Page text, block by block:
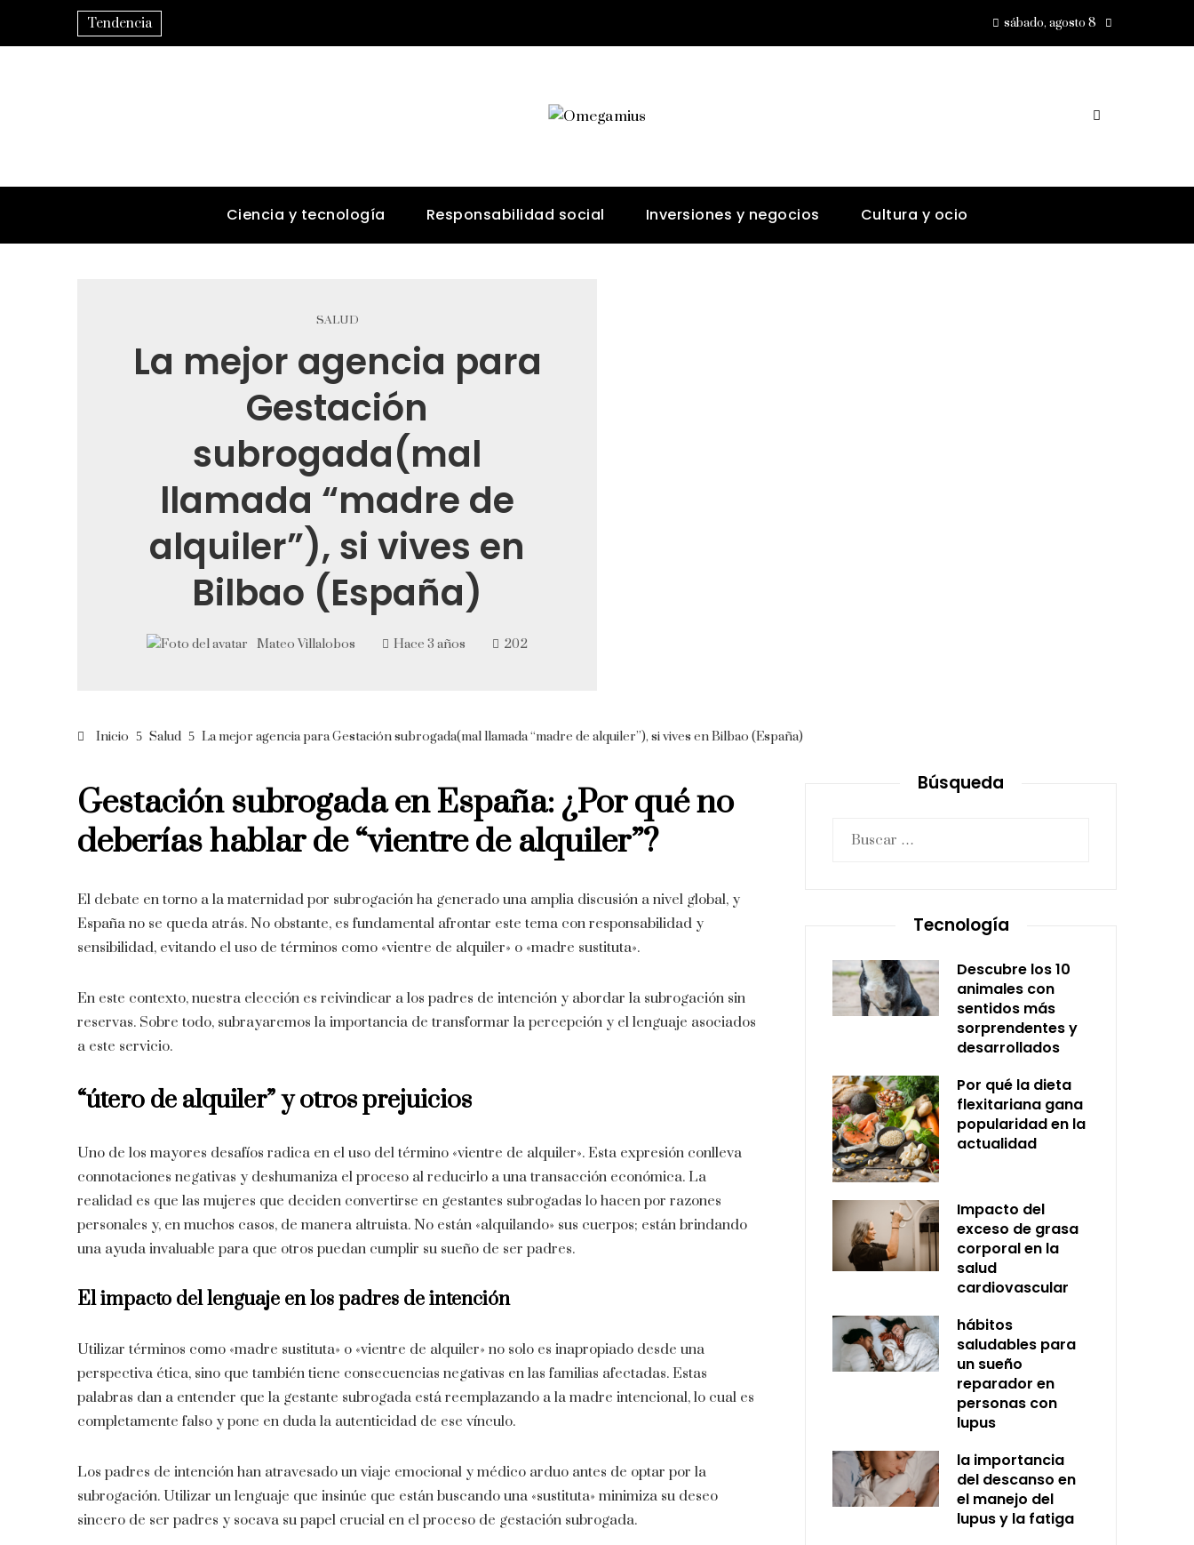
Tendencia sábado, agosto 8
Ciencia y tecnología Responsabilidad social Inversiones y negocios Cultura y ocio
SALUD
La mejor agencia para
Gestación
subrogada(mal
llamada “madre de
alquiler”), si vives en
Bilbao (España)
Mateo Villalobos Hace 3 años 202
Inicio Salud La mejor agencia para Gestación subrogada(mal llamada “madre de alquiler”), si vives en Bilbao (España)
Gestación subrogada en España: ¿Por qué no
deberías hablar de “vientre de alquiler”?
El debate en torno a la maternidad por subrogación ha generado una amplia discusión a nivel global, y
España no se queda atrás. No obstante, es fundamental afrontar este tema con responsabilidad y
sensibilidad, evitando el uso de términos como «vientre de alquiler» o «madre sustituta».
En este contexto, nuestra elección es reivindicar a los padres de intención y abordar la subrogación sin
reservas. Sobre todo, subrayaremos la importancia de transformar la percepción y el lenguaje asociados
a este servicio.
“útero de alquiler” y otros prejuicios
Uno de los mayores desafíos radica en el uso del término «vientre de alquiler». Esta expresión conlleva
connotaciones negativas y deshumaniza el proceso al reducirlo a una transacción económica. La
realidad es que las mujeres que deciden convertirse en gestantes subrogadas lo hacen por razones
personales y, en muchos casos, de manera altruista. No están «alquilando» sus cuerpos; están brindando
una ayuda invaluable para que otros puedan cumplir su sueño de ser padres.
El impacto del lenguaje en los padres de intención
Utilizar términos como «madre sustituta» o «vientre de alquiler» no solo es inapropiado desde una
perspectiva ética, sino que también tiene consecuencias negativas en las familias afectadas. Estas
palabras dan a entender que la gestante subrogada está reemplazando a la madre intencional, lo cual es
completamente falso y pone en duda la autenticidad de ese vínculo.
Los padres de intención han atravesado un viaje emocional y médico arduo antes de optar por la
subrogación. Utilizar un lenguaje que insinúe que están buscando una «sustituta» minimiza su deseo
sincero de ser padres y socava su papel crucial en el proceso de gestación subrogada.
Búsqueda
Tecnología
Descubre los 10
animales con
sentidos más
sorprendentes y
desarrollados
Por qué la dieta
flexitariana gana
popularidad en la
actualidad
Impacto del
exceso de grasa
corporal en la
salud
cardiovascular
hábitos
saludables para
un sueño
reparador en
personas con
lupus
la importancia
del descanso en
el manejo del
lupus y la fatiga